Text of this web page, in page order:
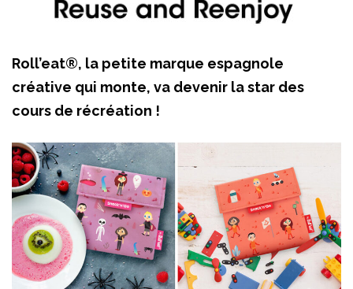
Roll’eat®, la petite marque espagnole
créative qui monte, va devenir la star des
cours de récréation !